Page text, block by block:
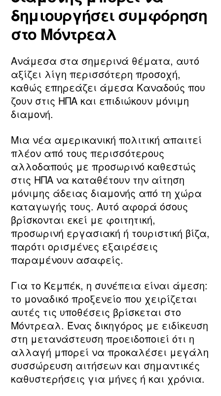
δημιουργήσει συμφόρηση
στο Μόντρεαλ
Ανάμεσα στα σημερινά θέματα, αυτό
αξίζει λίγη περισσότερη προσοχή,
καθώς επηρεάζει άμεσα Καναδούς που
ζουν στις ΗΠΑ και επιδιώκουν μόνιμη
διαμονή.
Μια νέα αμερικανική πολιτική απαιτεί
πλέον από τους περισσότερους
αλλοδαπούς με προσωρινό καθεστώς
στις ΗΠΑ να καταθέτουν την αίτηση
μόνιμης άδειας διαμονής από τη χώρα
καταγωγής τους. Αυτό αφορά όσους
βρίσκονται εκεί με φοιτητική,
προσωρινή εργασιακή ή τουριστική βίζα,
παρότι ορισμένες εξαιρέσεις
παραμένουν ασαφείς.
Για το Κεμπέκ, η συνέπεια είναι άμεση:
το μοναδικό προξενείο που χειρίζεται
αυτές τις υποθέσεις βρίσκεται στο
Μόντρεαλ. Ένας δικηγόρος με ειδίκευση
στη μετανάστευση προειδοποιεί ότι η
αλλαγή μπορεί να προκαλέσει μεγάλη
συσσώρευση αιτήσεων και σημαντικές
καθυστερήσεις για μήνες ή και χρόνια.